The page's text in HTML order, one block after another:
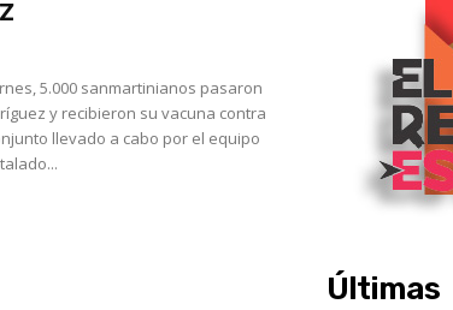
5.000 sanmartinianos pasaron
y recibieron su vacuna contra
llevado a cabo por el equipo
Últimas